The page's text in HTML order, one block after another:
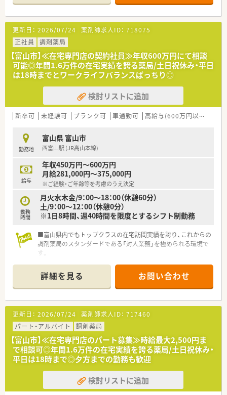
【店舗情報と応需状況について】
■最寄り駅である水橋駅からは車で6分ほどの距離に位置してお
り、マイカー通勤が可能で毎日の通勤も快適におこなえます。
■近隣の診療所から内科や整形外科をはじめ総合科目の処方箋
を1日平均60枚ほど応需しており幅広い経験を積むことができ
ます。
■薬剤師は常勤2名と非常勤2名が在籍し常時3名から4名体制で
業務にあたっており、事務員も2名配置されサポート体制は万全
です。
【法人特徴について】
■富山県内において地域密着型の調剤薬局を4店舗展開してお
り、地域の皆様の健康を支える身近な存在として信頼を集めてい
■外来調剤のみならず施設や居宅の在宅業務にも積極的に注力
しており、これからの地域医療を担う重要な役割を果たしており
ます。
■従業員が長く安心して働ける環境づくりを推進しており、手厚
い福利厚生や独自の教育制度を設けるなど人財育成にも熱心で
す。
【こんな取り組みをしています】
■地域住民の幅広いニーズに応えるため近隣の医療機関と密接
に連携し、円滑な医療サービスの提供に向けた体制を構築してい
■新薬の登場や制度変更にも迅速に対応できるよう定期的に勉
強会を開催し、スタッフ全員で知識の共有と向上を図っていま
す。
問指導などに力を入れ、地域に根ざした医療を展開しておりま
す。
更新日： 2026/07/24 薬剤師求人ID： 718075
正社員
調剤薬局
【富山市】≪在宅専門店の契約社員≫年収600万円にて相談
可能◎年間1.6万件の在宅実績を誇る薬局/土日祝休み・平日
は18時までとワークライフバランスばっちり◎
検討リストに追加
新卒可 未経験可 ブランク可 車通勤可 高給与(600万円以上)
勤務地
富山県 富山市
西富山駅 (JR高山本線)
給与
年収450万円～600万円
月給281,000円～375,000円
※ご経験・ご年齢等を考慮のうえ決定
勤務
時間
月火水木金/9：00～18：00（休憩60分）
土/9：00～12：00（休憩0分）
※1日8時間、週40時間を限度とするシフト制勤務
■富山県内でもトップクラスの在宅訪問実績を誇り、これからの
調剤薬局のスタンダードである「対人業務」を極められる環境で
す。
が必要とされる領域に積極的です
■「ただ薬を渡すだけではない」薬剤師の専門性を社会に還元す
ることを企業理念として掲げています
■ 代表が薬剤師のキャリア支援に詳しいため、一人ひとりのラ
イフステージに合わせた働き方への理解がある土壌です
詳細を見る お問い合わせ
更新日： 2026/07/24 薬剤師求人ID： 717460
パート・アルバイト
調剤薬局
【富山市】≪在宅専門店のパート募集≫時給最大2,500円ま
で相談可◎年間1.6万件の在宅実績を誇る薬局/土日祝休み・
平日は18時まで◎夕方までの勤務も歓迎
検討リストに追加